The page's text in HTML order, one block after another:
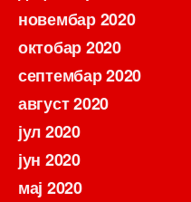
новембар 2020
октобар 2020
септембар 2020
август 2020
јул 2020
јун 2020
мај 2020